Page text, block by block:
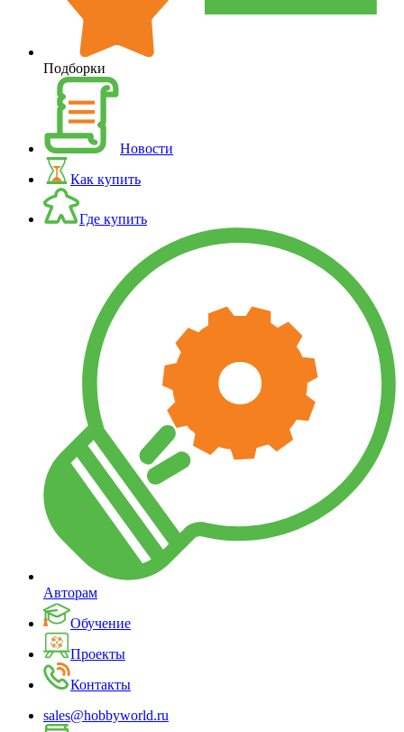
Подборки
Новости
Как купить
Где купить
Авторам
Обучение
Проекты
Контакты
sales@hobbyworld.ru